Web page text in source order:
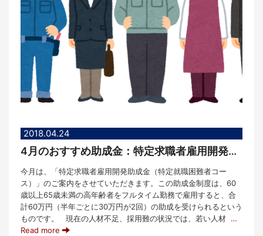
2018.04.24
4月のおすすめ助成金：特定求職者雇用開発助成金（特定就職困難者コース）
今月は、「特定求職者雇用開発助成金（特定就職困難者コー
ス）」のご案内をさせていただきます。この助成金制度は、60
歳以上65歳未満の高年齢者をフルタイム勤務で雇用すると、合
計60万円（半年ごとに30万円が2回）の助成を受けられるという
ものです。 現在の人材不足、採用難の状況では、若い人材 …
Read more